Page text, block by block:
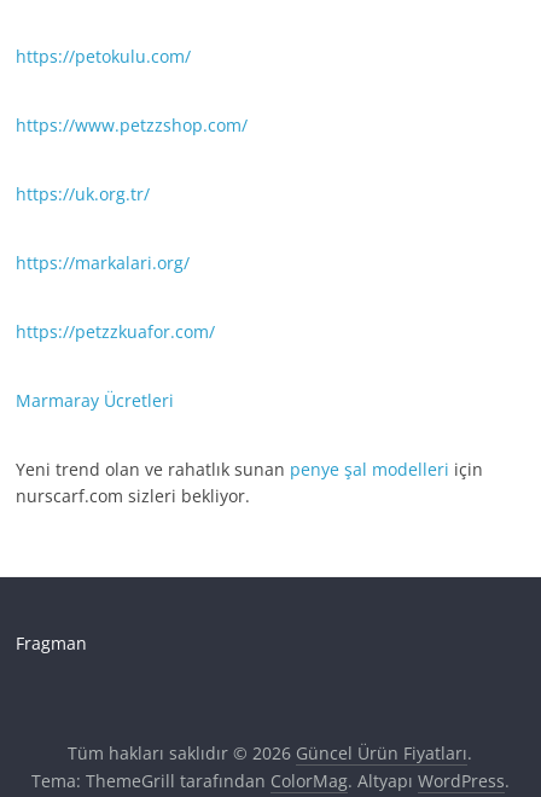
https://petokulu.com/
https://www.petzzshop.com/
https://uk.org.tr/
https://markalari.org/
https://petzzkuafor.com/
Marmaray Ücretleri
Yeni trend olan ve rahatlık sunan penye şal modelleri için
nurscarf.com sizleri bekliyor.
Fragman
Tüm hakları saklıdır © 2026 Güncel Ürün Fiyatları.
Tema: ThemeGrill tarafından ColorMag. Altyapı WordPress.